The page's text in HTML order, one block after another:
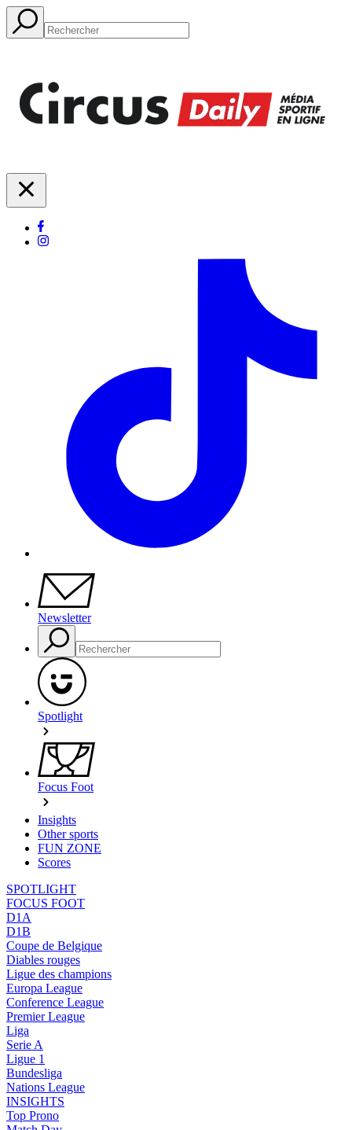
Newsletter
Spotlight
Focus Foot
Insights
Other sports
FUN ZONE
Scores
SPOTLIGHT
FOCUS FOOT
D1A
D1B
Coupe de Belgique
Diables rouges
Ligue des champions
Europa League
Conference League
Premier League
Liga
Serie A
Ligue 1
Bundesliga
Nations League
INSIGHTS
Top Prono